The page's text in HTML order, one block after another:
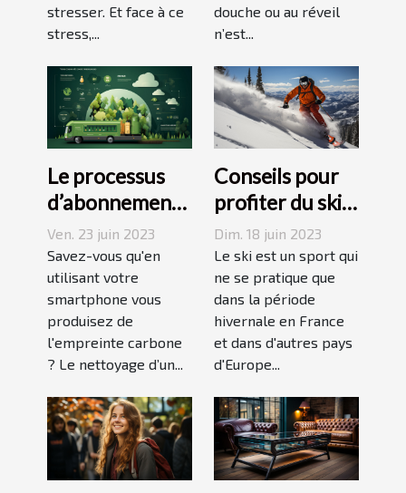
stresser. Et face à ce
stress,...
douche ou au réveil
n’est...
Le processus
d’abonnement
et de réduction
de votre
empreinte
carbone avec
un forfait
mobile
Ven. 23 juin 2023
Savez-vous qu'en
utilisant votre
smartphone vous
produisez de
l'empreinte carbone
? Le nettoyage d’un...
Conseils pour
profiter du ski
en juin, juillet,
août ou
septembre
Dim. 18 juin 2023
Le ski est un sport qui
ne se pratique que
dans la période
hivernale en France
et dans d'autres pays
d'Europe...